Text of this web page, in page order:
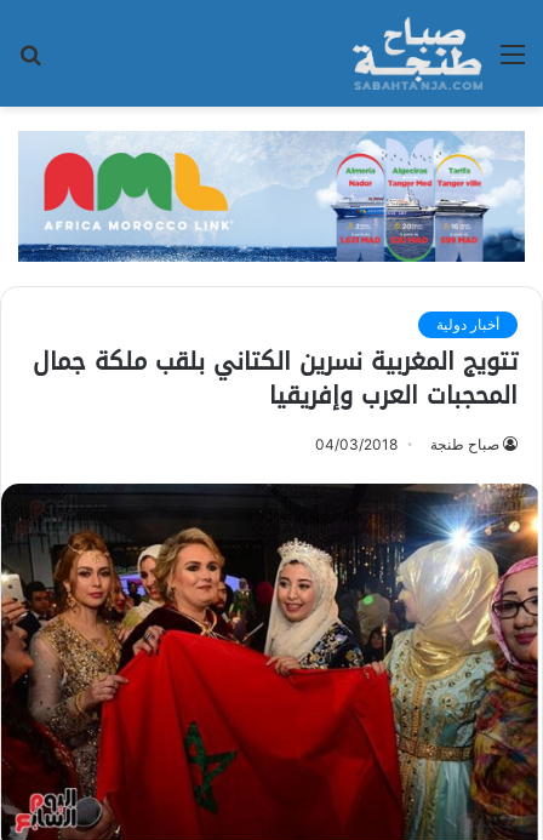
القائمة
أخبار دولية
تتويج المغربية نسرين الكتاني بلقب ملكة جمال
المحجبات العرب وإفريقيا
صباح طنجة 04/03/2018